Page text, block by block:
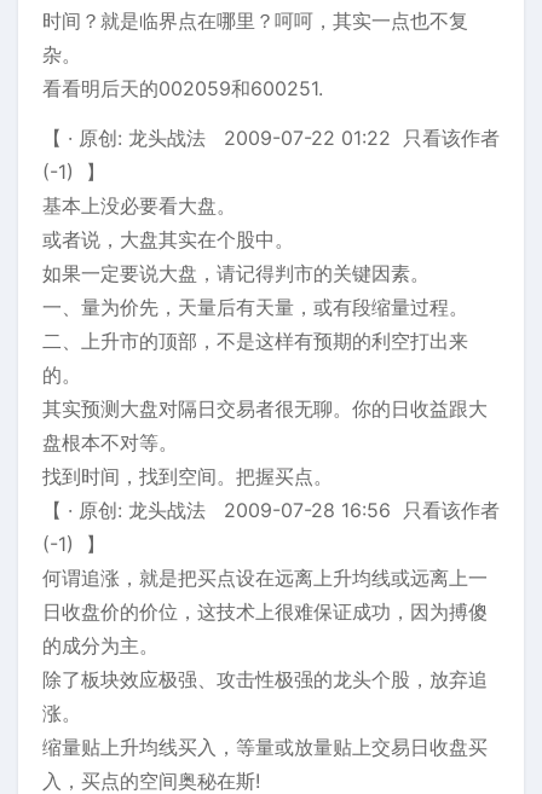
时间？就是临界点在哪里？呵呵，其实一点也不复
杂。
看看明后天的002059和600251.
【 · 原创: 龙头战法 2009-07-22 01:22 只看该作者
(-1) 】
基本上没必要看大盘。
或者说，大盘其实在个股中。
如果一定要说大盘，请记得判市的关键因素。
一、量为价先，天量后有天量，或有段缩量过程。
二、上升市的顶部，不是这样有预期的利空打出来
的。
其实预测大盘对隔日交易者很无聊。你的日收益跟大
盘根本不对等。
找到时间，找到空间。把握买点。
【 · 原创: 龙头战法 2009-07-28 16:56 只看该作者
(-1) 】
何谓追涨，就是把买点设在远离上升均线或远离上一
日收盘价的价位，这技术上很难保证成功，因为搏傻
的成分为主。
除了板块效应极强、攻击性极强的龙头个股，放弃追
涨。
缩量贴上升均线买入，等量或放量贴上交易日收盘买
入，买点的空间奥秘在斯!